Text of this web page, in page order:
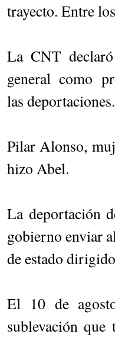
trayecto. Entre
La CNT
general como
las de­portaciones.
Pilar Alonso,
hizo Abel.
La deportación
gobierno enviar
de estado
El 10 de
sublevación